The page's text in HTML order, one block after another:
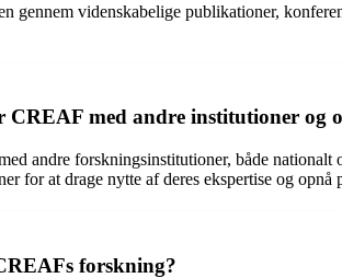
gennem videnskabelige publikationer,
CREAF med andre institutioner og
andre forskningsinstitutioner, både
for at drage nytte af deres ekspertise og opnå
forskning?